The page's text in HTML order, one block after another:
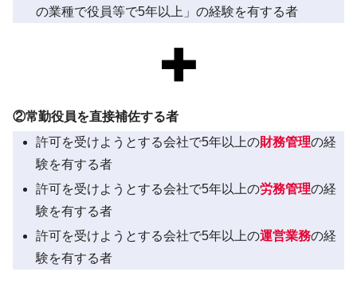
の業種で役員等で5年以上」の経験を有する者
②常勤役員を直接補佐する者
許可を受けようとする会社で5年以上の財務管理の経
験を有する者
許可を受けようとする会社で5年以上の労務管理の経
験を有する者
許可を受けようとする会社で5年以上の運営業務の経
験を有する者